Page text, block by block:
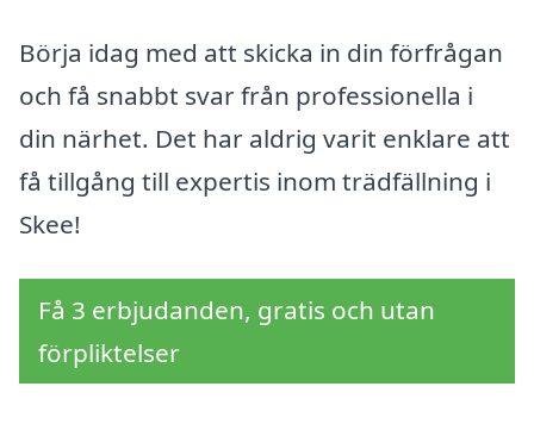
Börja idag med att skicka in din förfrågan
och få snabbt svar från professionella i
din närhet. Det har aldrig varit enklare att
få tillgång till expertis inom trädfällning i
Skee!
Få 3 erbjudanden, gratis och utan
förpliktelser